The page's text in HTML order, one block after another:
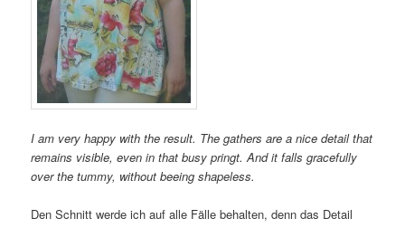
I am very happy with the result. The gathers are a nice detail that
remains visible, even in that busy pringt. And it falls gracefully
over the tummy, without beeing shapeless.
Den Schnitt werde ich auf alle Fälle behalten, denn das Detail